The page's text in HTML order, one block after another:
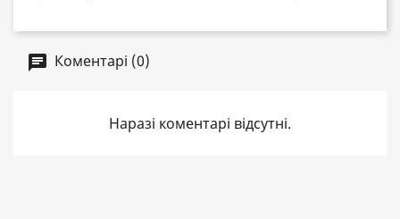
Коментарі (0)
Наразі коментарі відсутні.